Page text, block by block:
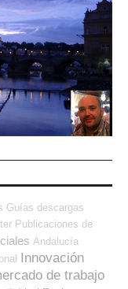
Guías descargas
Publicaciones de
Andalucía
Innovación
de trabajo